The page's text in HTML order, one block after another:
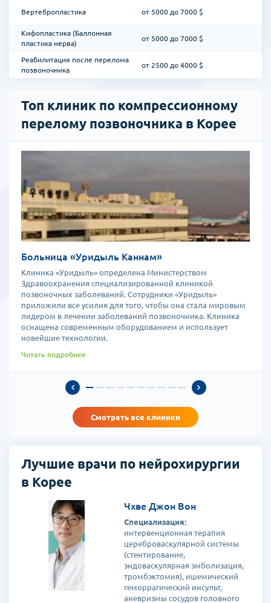
сократить восстановительный период и сводит к минимуму риски
В результате лечения устраняется болевой синдром и
недель.
Вертебропластика от 5000 до 7000 $
Кифопластика (Баллонная
пластика нерва)
от 5000 до 7000 $
Реабилитация после перелома
позвоночника
от 2500 до 4000 $
Топ клиник по компрессионному
перелому позвоночника в Корее
Больница «Уридыль Каннам»
Клиника «Уридыль» определена Министерством
Здравоохранения специализированной клиникой
позвоночных заболеваний. Сотрудники «Уридыль»
приложили все усилия для того, чтобы она стала мировым
лидером в лечении заболеваний позвоночника. Клиника
оснащена современным оборудованием и использует
новейшие технологии.
Читать подробнее
Смотреть все клиники
Лучшие врачи по нейрохирургии
в Корее
Чхве Джон Вон
Специализация:
интервенционная терапия
цереброваскулярной системы
(стентирование,
эндоваскулярная эмболизация,
тромбэктомия), ишемический
геморрагический инсульт,
аневризмы сосудов головного